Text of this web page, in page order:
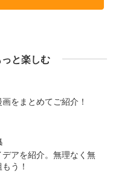
と楽しむ
をまとめてご紹介！
アを紹介。無理なく無
う！